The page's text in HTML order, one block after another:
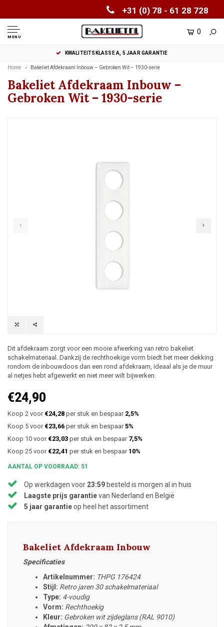
+31 (0) 78 - 61 28 728
MENU
0
KWALITEITSKLASSE A, 5 JAAR GARANTIE
Home Bakeliet Afdekraam Inbouw – Gebroken Wit – 1930-serie
Bakeliet Afdekraam Inbouw –
Gebroken Wit – 1930-serie
Dit afdekraam zorgt voor een mooie afwerking van retro bakeliet
schakelmateriaal. Dankzij de rechthoekige vorm biedt het meer dekking
rondom de inbouwdoos dan een rond afdekraam, ideaal als je de muur
al netjes hebt afgewerkt en niet meer wilt bijwerken.
€24,90
Koop 2 voor €24,28 per stuk en bespaar 2,5%
Koop 5 voor €23,66 per stuk en bespaar5%
Koop 10 voor €23,03 per stuk en bespaar 7,5%
Koop 25 voor €22,41 per stuk en bespaar 10%
AANTAL OP VOORRAAD: 51
Op werkdagen voor 23:59 besteld is morgen al in huis
Laagste prijs garantievan Nederland en België
5 jaar garantieop heel het assortiment
Bakeliet Afdekraam Inbouw
Specificaties
Artikelnummer: THPG 176424
Stijl: Retro jaren 30 schakelmateriaal
Type: 4-voudig
Vorm: Rechthoekig
Kleur: Gebroken wit zijdeglans (RAL 9010)